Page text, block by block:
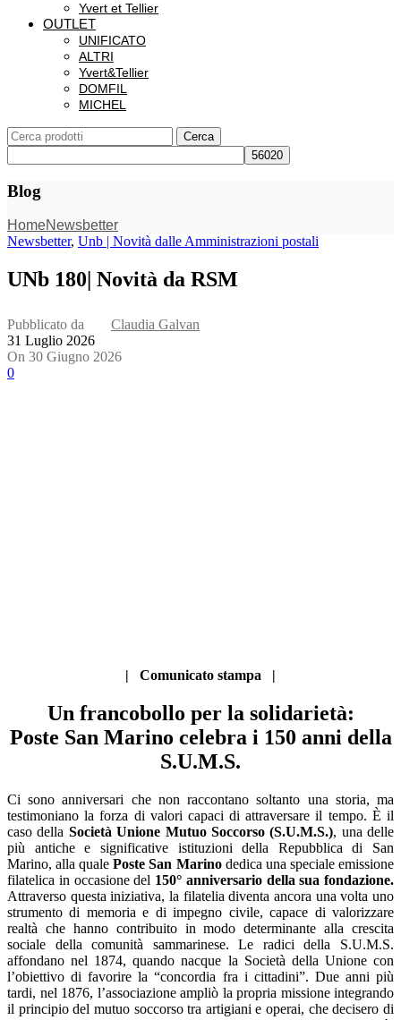
Yvert et Tellier
OUTLET
UNIFICATO
ALTRI
Yvert&Tellier
DOMFIL
MICHEL
Cerca
Blog
HomeNewsbetter
Newsbetter, Unb | Novità dalle Amministrazioni postali
UNb 180| Novità da RSM
Pubblicato da
Claudia Galvan
31 Luglio 2026
On 30 Giugno 2026
0
| Comunicato stampa |
Un francobollo per la solidarietà:
Poste San Marino celebra i 150 anni della
S.U.M.S.
Ci sono anniversari che non raccontano soltanto una storia, ma
testimoniano la forza di valori capaci di attraversare il tempo. È il
caso della Società Unione Mutuo Soccorso (S.U.M.S.), una delle
più antiche e significative istituzioni della Repubblica di San
Marino, alla qualePoste San Marinodedica una speciale emissione
filatelica in occasione del 150° anniversario della sua fondazione.
Attraverso questa iniziativa, la filatelia diventa ancora una volta uno
strumento di memoria e di impegno civile, capace di valorizzare
realtà che hanno contribuito in modo determinante alla crescita
sociale della comunità sammarinese. Le radici della S.U.M.S.
affondano nel 1874, quando nacque la Società della Unione con
l’obiettivo di favorire la “concordia fra i cittadini”. Due anni più
tardi, nel 1876, l’associazione ampliò la propria missione integrando
il principio del mutuo soccorso tra artigiani e operai, che decisero di